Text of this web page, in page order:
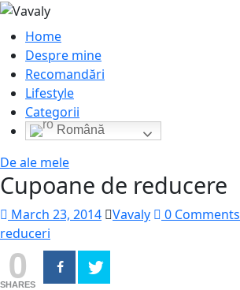
Home
Despre mine
Recomandări
Lifestyle
Categorii
Română
De ale mele
Cupoane de reducere
March 23, 2014 Vavaly 0 Comments
reduceri
0
SHARES